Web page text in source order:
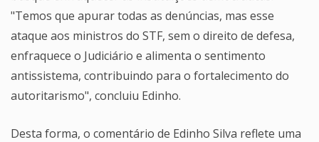
"Temos que apurar todas as denúncias, mas esse
ataque aos ministros do STF, sem o direito de defesa,
enfraquece o Judiciário e alimenta o sentimento
antissistema, contribuindo para o fortalecimento do
autoritarismo", concluiu Edinho.
Desta forma, o comentário de Edinho Silva reflete uma